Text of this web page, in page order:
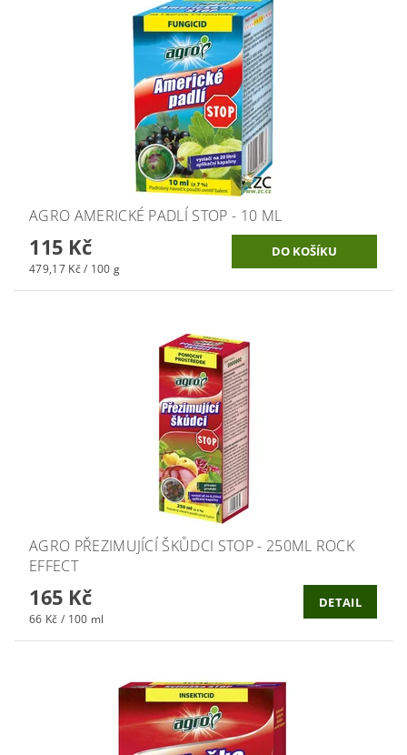
AGRO AMERICKÉ PADLÍ STOP - 10 ML
115 Kč
479,17 Kč / 100 g
AGRO PŘEZIMUJÍCÍ ŠKŮDCI STOP - 250ML ROCK
EFFECT
165 Kč
66 Kč / 100 ml
DETAIL